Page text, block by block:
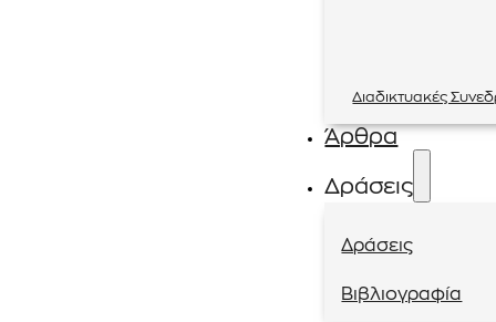
Διαδικτυακές
Άρθρα
Δράσεις
Δράσεις
Βιβλιογραφία